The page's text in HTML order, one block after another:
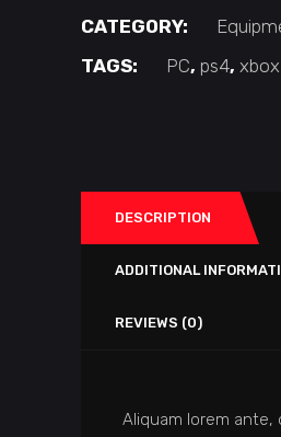
CATEGORY:
TAGS:
PC, ps4,
DESCRIPTION
ADDITIONAL
REVIEWS (0)
Aliquam lorem ante,